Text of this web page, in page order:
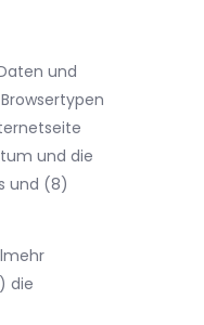
und
und die
und (8)
die